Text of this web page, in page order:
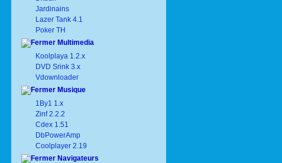
Jardinains
Lazer Tank 4.1
Poker TH
Multimedia
Koolplaya 1.2.x
DVD Srink 3.x
Vdownloader
Musique
1By1 1.x
Zinf 2.2.2
Cdex 1.51
DbPowerAmp
Coolplayer 2.19
Navigateurs